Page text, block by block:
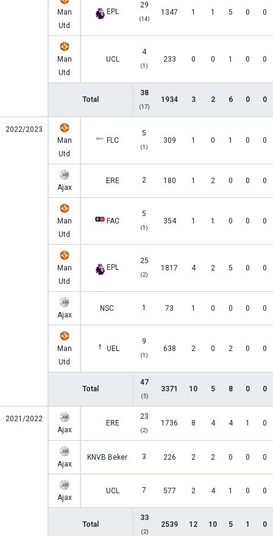
Man
Utd
EPL
29
(14)
1347 1 1 5 0 0
Man
Utd
UCL
4
(1)
233 0 0 1 0 0
Total
38
(17)
1934 3 2 6 0 0
2022/2023
Man
Utd
FLC
5
(1)
309 1 0 1 0 0
Ajax
ERE 2 180 1 2 0 0 0
Man
Utd
FAC
5
(1)
354 1 1 0 0 0
Man
Utd
EPL
25
(2)
1817 4 2 5 0 0
Ajax
NSC 1 73 1 0 0 0 0
Man
Utd
UEL
9
(1)
638 2 0 2 0 0
Total
47
(5)
3371 10 5 8 0 0
2021/2022
Ajax
ERE
23
(2)
1736 8 4 4 1 0
Ajax
KNVB Beker 3 226 2 2 0 0 0
Ajax
UCL 7 577 2 4 1 0 0
Total
33
(2)
2539 12 10 5 1 0